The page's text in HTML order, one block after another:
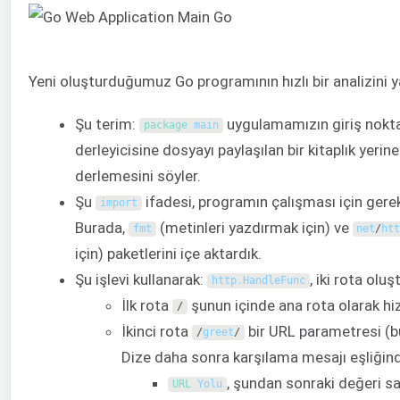
Yeni oluşturduğumuz Go programının hızlı bir analizini
Şu terim: package main uygulamamızın giriş
derleyicisine dosyayı paylaşılan bir kitaplık
derlemesini söyler.
Şu
import ifadesi, programın çalışması için
Burada,
fmt (metinleri yazdırmak için) ve net/
için) paketlerini içe aktardık.
Şu işlevi kullanarak:
http. HandleFunc , iki rota
İlk rota
/ şunun içinde ana rota olarak
İkinci rota
/greet/ bir URL parametresi
Dize daha sonra karşılama mesajı
URL Yolu , şundan sonraki değeri